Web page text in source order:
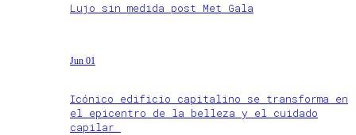
Lujo sin medida post Met Gala
Jun 01
Icónico edificio capitalino se transforma en
el epicentro de la belleza y el cuidado
capilar